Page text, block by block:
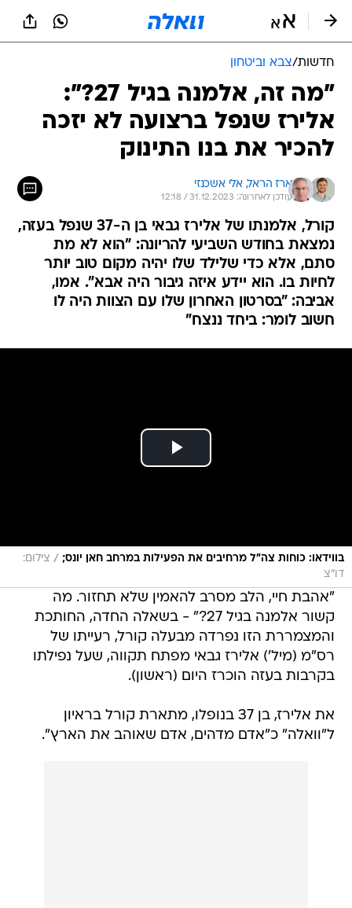
חדשות/צבא וביטחון
"מה זה, אלמנה בגיל 27?":
אלירז שנפל ברצועה לא יזכה
להכיר את בנו התינוק
ארז הראל, אלי אשכנזי
עודכן לאחרונה: 31.12.2023 / 12:18
קורל, אלמנתו של אלירז גבאי בן ה-37 שנפל בעזה,
נמצאת בחודש השביעי להריונה: "הוא לא מת
סתם, אלא כדי שלילד שלו יהיה מקום טוב יותר
לחיות בו. הוא יידע איזה גיבור היה אבא". אמו,
אביבה: "בסרטון האחרון שלו עם הצוות היה לו
חשוב לומר: ביחד ננצח"
בווידאו: כוחות צה"ל מרחיבים את הפעילות במרחב חאן יונס; / צילום:
דו"צ
"אהבת חיי, הלב מסרב להאמין שלא תחזור. מה
קשור אלמנה בגיל 27?" - בשאלה החדה, החותכת
והמצמררת הזו נפרדה מבעלה קורל, רעייתו של
רס"מ (מיל') אלירז גבאי מפתח תקווה, שעל נפילתו
בקרבות בעזה הוכרז היום (ראשון).
את אלירז, בן 37 בנופלו, מתארת קורל בראיון
ל"וואלה" כ"אדם מדהים, אדם שאוהב את הארץ".